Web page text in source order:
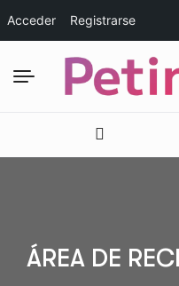
Acceder Registrarse
ÁREA DE